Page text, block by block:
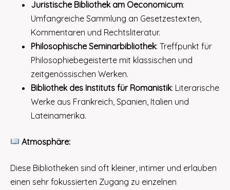
Juristische Bibliothek am Oeconomicum:
Umfangreiche Sammlung an Gesetzestexten,
Kommentaren und Rechtsliteratur.
Philosophische Seminarbibliothek: Treffpunkt für
Philosophiebegeisterte mit klassischen und
zeitgenössischen Werken.
Bibliothek des Instituts für Romanistik: Literarische
Werke aus Frankreich, Spanien, Italien und
Lateinamerika.
Atmosphäre:
Diese Bibliotheken sind oft kleiner, intimer und erlauben
einen sehr fokussierten Zugang zu einzelnen